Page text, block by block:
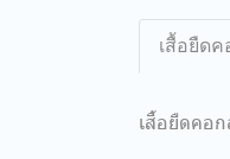
เสื้อยืด
เสื้อยืดคอ